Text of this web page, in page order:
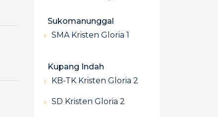
Sukomanunggal
SMA Kristen Gloria 1
Kupang Indah
KB-TK Kristen Gloria 2
SD Kristen Gloria 2